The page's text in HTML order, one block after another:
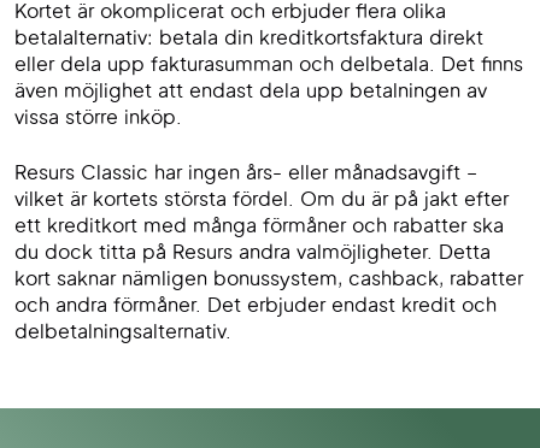
Kortet är okomplicerat och erbjuder flera olika
betalalternativ: betala din kreditkortsfaktura direkt
eller dela upp fakturasumman och delbetala. Det finns
även möjlighet att endast dela upp betalningen av
vissa större inköp.
Resurs Classic har ingen års- eller månadsavgift –
vilket är kortets största fördel. Om du är på jakt efter
ett kreditkort med många förmåner och rabatter ska
du dock titta på Resurs andra valmöjligheter. Detta
kort saknar nämligen bonussystem, cashback, rabatter
och andra förmåner. Det erbjuder endast kredit och
delbetalningsalternativ.